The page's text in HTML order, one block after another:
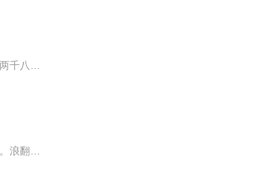
【内容简介】万丈红尘三千年，悠悠时光莫奈何，锦衣夜行，不显凡尘，可历史的洪流中，却有着他的身影！两千八百年前，一介顽童拜师陆信，一百年后，成为一统天下的始皇帝，其文治武功被称作千古一帝！两千五百年前，一位儒生进京赶考，差点猝死山中，被陆...
【内容简介】叶孤城的天外飞仙是否超出人间极限。扫地神僧是否真的天下无敌。小李飞刀的刀是否无处不在。浪翻云的覆雨剑是否天下无双。武侠世界中，李重大声叫道：“我来了，我征服！【作者简介】天下谁人不识君是一名出色的小说作者，他的作品包括： 《纵...